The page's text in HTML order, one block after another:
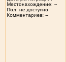
Местонахождение: --
Пол: не доступно
Комментариев: --